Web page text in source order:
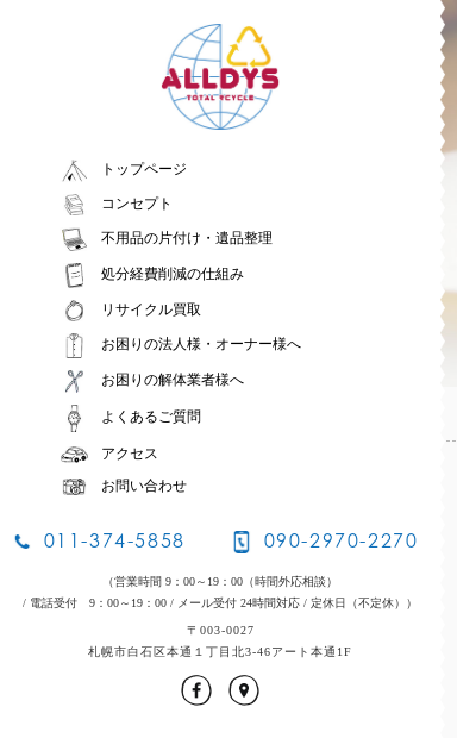
トップページ
コンセプト
不用品の片付け・遺品整理
処分経費削減の仕組み
リサイクル買取
お困りの法人様・オーナー様へ
お困りの解体業者様へ
よくあるご質問
アクセス
お問い合わせ
011-374-5858 090-2970-2270
（営業時間 9：00～19：00（時間外応相談）
/ 電話受付 9：00～19：00 / メール受付 24時間対応 / 定休日（不定休））
〒003-0027
札幌市白石区本通１丁目北3-46アート本通1F